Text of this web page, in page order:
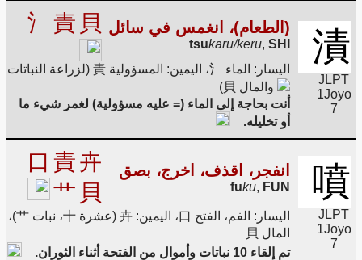
漬
JLPT
1Joyo
7
(الطعام)، انغمس في سائل
tsukaru/keru, SHI
氵 責 貝
اليسار: الماء 氵، اليمين: المسؤولية 責 (لزراعة النباتات
والمال 貝)
أنت بحاجة إلى الماء (= عليه مسؤولية) لغمر شيء ما
أو تخليله.
噴
JLPT
1Joyo
7
انفجر، اقذف، اخرج، بصق
fuku, FUN
口 責卉
艹 貝
اليسار: الفم، الفتح 口، اليمين: 卉 (عشرة 十، نبات 艹)،
المال 貝
تم إلقاء 10 نباتات وأموال من الفتحة أثناء الثوران.